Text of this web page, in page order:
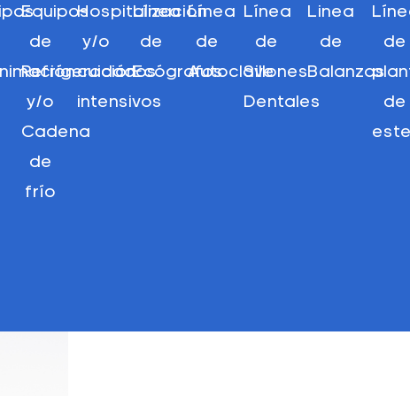
Equipos
de
Refrigeración
y/o
Cadena
de
frío
Hospitalización
y/o
cuidados
intensivos
Línea
de
Ecógrafos
Línea
de
Autoclave
Línea
de
Sillones
Dentales
Linea
de
Balanzas
de
de